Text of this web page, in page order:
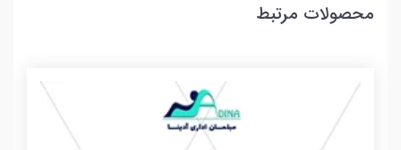
محصولات مرتبط